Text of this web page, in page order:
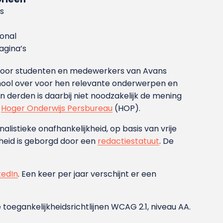
studenten en medewerkers van Avans
over voor hen relevante onderwerpen en
is daarbij niet noodzakelijk de mening
Hoger Onderwijs Persbureau (HOP).
onafhankelijkheid, op basis van vrije
is geborgd door een redactiestatuut. De
. Een keer per jaar verschijnt er een
WCAG 2.1, niveau AA.